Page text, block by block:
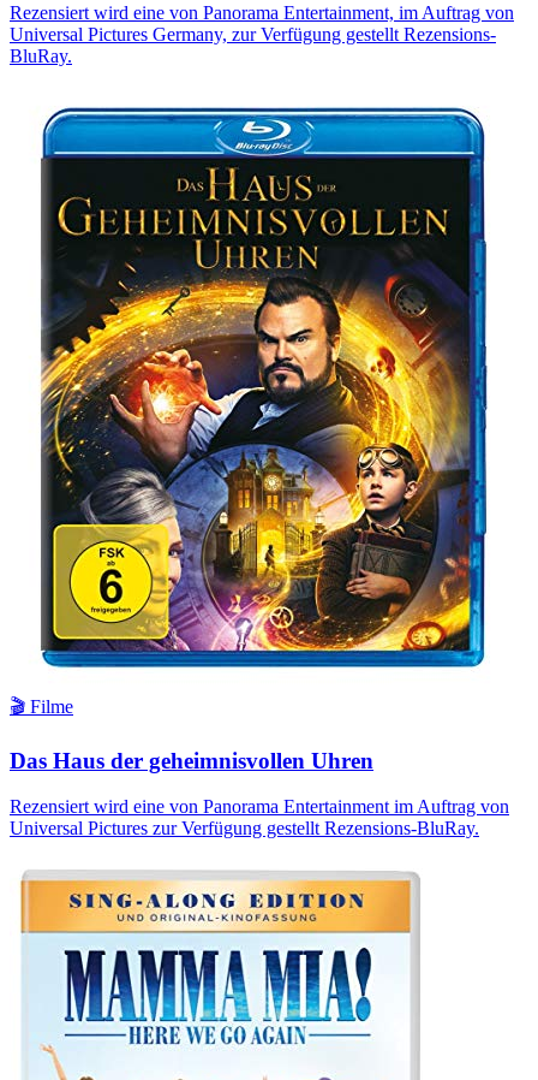
Rezensiert wird eine von Panorama Entertainment, im Auftrag von
Universal Pictures Germany, zur Verfügung gestellt Rezensions-
BluRay.
🎬 Filme
Das Haus der geheimnisvollen Uhren
Rezensiert wird eine von Panorama Entertainment im Auftrag von
Universal Pictures zur Verfügung gestellt Rezensions-BluRay.